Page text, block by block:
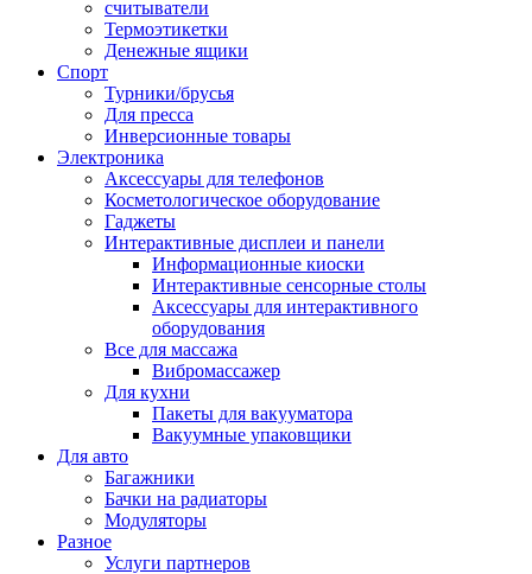
считыватели
Термоэтикетки
Денежные ящики
Спорт
Турники/брусья
Для пресса
Инверсионные товары
Электроника
Аксессуары для телефонов
Косметологическое оборудование
Гаджеты
Интерактивные дисплеи и панели
Информационные киоски
Интерактивные сенсорные столы
Аксессуары для интерактивного
оборудования
Все для массажа
Вибромассажер
Для кухни
Пакеты для вакууматора
Вакуумные упаковщики
Для авто
Багажники
Бачки на радиаторы
Модуляторы
Разное
Услуги партнеров